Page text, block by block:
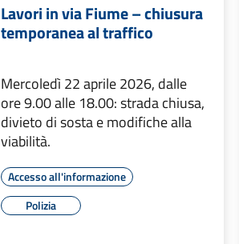
Lavori in via Fiume – chiusura
temporanea al traffico
Mercoledì 22 aprile 2026, dalle
ore 9.00 alle 18.00: strada chiusa,
divieto di sosta e modifiche alla
viabilità.
Accesso all'informazione
Polizia